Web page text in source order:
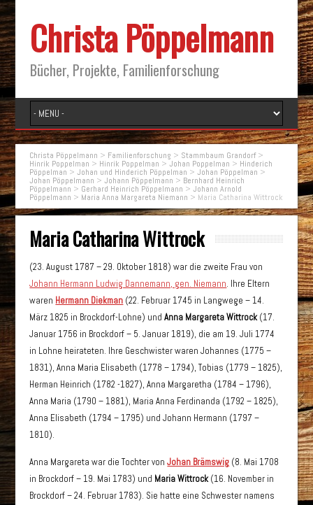
Christa Pöppelmann
Bücher, Projekte, Familienforschung
Christa Pöppelmann > Familienforschung > Stammbaum Grandorf>
Hinrik Poppelman > Hinrik Poppelman >Johan Poppelman > Hinderich
Pöppelman >Johan und Hinderich Pöppelman >Johan Pöppelman >
Johan Pöppelmann >Johann Pöppelmann > Bernhard Heinrich
Pöppelmann > Gerhard Heinrich Pöppelmann >Johann Arnold
Pöppelmann > Maria Anna Margareta Niemann > Maria Catharina Wittrock
Maria Catharina Wittrock
(23. August 1787 – 29. Oktober 1818) war die zweite Frau von
Johann Hermann Ludwig Dannemann, gen. Niemann. Ihre Eltern
waren Hermann Diekman (22. Februar 1745 in Langwege – 14.
März 1825 in Brockdorf-Lohne) undAnna Margareta Wittrock(17.
Januar 1756 in Brockdorf – 5. Januar 1819), die am 19. Juli 1774
in Lohne heirateten. Ihre Geschwister waren Johannes (1775 –
1831), Anna Maria Elisabeth (1778 – 1794), Tobias (1779 – 1825),
Herman Heinrich (1782 -1827), Anna Margaretha (1784 – 1796),
Anna Maria (1790 – 1881), Maria Anna Ferdinanda (1792 – 1825),
Anna Elisabeth (1794 – 1795) und Johann Hermann (1797 –
1810).
Anna Margareta war die Tochter vonJohan Brämswig (8. Mai 1708
in Brockdorf – 19. Mai 1783) und Maria Wittrock(16. November in
Brockdorf – 24. Februar 1783). Sie hatte eine Schwester namens